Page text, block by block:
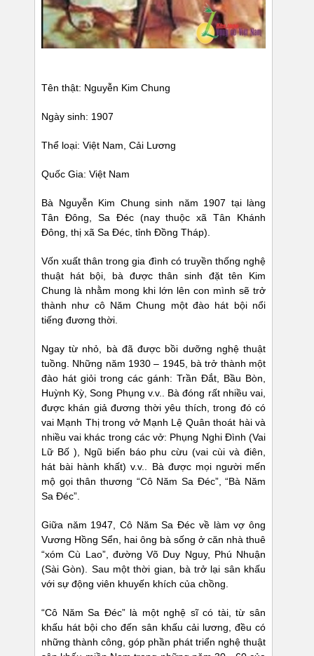
Tên thật: Nguyễn Kim Chung
Ngày sinh: 1907
Thể loại: Việt Nam, Cải Lương
Quốc Gia: Việt Nam
Bà Nguyễn Kim Chung sinh năm 1907 tại làng
Tân Đông, Sa Đéc (nay thuộc xã Tân Khánh
Đông, thị xã Sa Đéc, tỉnh Đồng Tháp).
Vốn xuất thân trong gia đình có truyền thống nghệ
thuật hát bội, bà được thân sinh đặt tên Kim
Chung là nhằm mong khi lớn lên con mình sẽ trở
thành như cô Năm Chung một đào hát bội nổi
tiếng đương thời.
Ngay từ nhỏ, bà đã được bồi dưỡng nghệ thuật
tuồng. Những năm 1930 – 1945, bà trở thành một
đào hát giỏi trong các gánh: Trần Đắt, Bầu Bòn,
Huỳnh Kỳ, Song Phụng v.v.. Bà đóng rất nhiều vai,
được khán giả đương thời yêu thích, trong đó có
vai Mạnh Thị trong vở Mạnh Lệ Quân thoát hài và
nhiều vai khác trong các vở: Phụng Nghi Đình (Vai
Lữ Bố ), Ngũ biến báo phu cừu (vai cùi và điên,
hát bài hành khất) v.v.. Bà được mọi người mến
mộ gọi thân thương “Cô Năm Sa Đéc”, “Bà Năm
Sa Đéc”.
Giữa năm 1947, Cô Năm Sa Đéc về làm vợ ông
Vương Hồng Sển, hai ông bà sống ở căn nhà thuê
“xóm Cù Lao”, đường Võ Duy Nguy, Phú Nhuận
(Sài Gòn). Sau một thời gian, bà trở lại sân khấu
với sự động viên khuyến khích của chồng.
“Cô Năm Sa Đéc” là một nghệ sĩ có tài, từ sân
khấu hát bội cho đến sân khấu cải lương, đều có
những thành công, góp phần phát triển nghệ thuật